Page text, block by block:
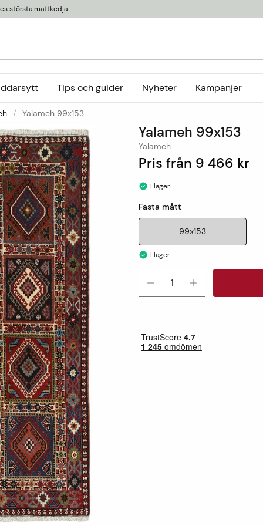
största mattkedja
Ryamattor
Röllakanmattor
Trasmattor
Ullmattor
Utemattor
Viskosmattor
Tillbehör
Kollektioner
InHouse Group
Öglade mattor
Tips och guider Nyheter Kampanjer
Yalameh 99x153
Yalameh 99x153
Yalameh
Pris från 9 466 kr
I lager
Fasta mått
99x153
I lager